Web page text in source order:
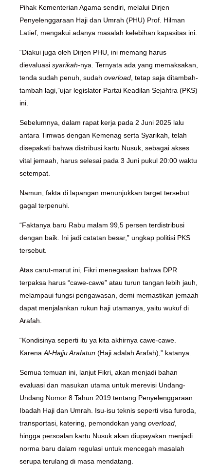
Pihak Kementerian Agama sendiri, melalui Dirjen
Penyelenggaraan Haji dan Umrah (PHU) Prof. Hilman
Latief, mengakui adanya masalah kelebihan kapasitas ini.
“Diakui juga oleh Dirjen PHU, ini memang harus
dievaluasi syarikah-nya. Ternyata ada yang memaksakan,
tenda sudah penuh, sudah overload , tetap saja ditambah-
tambah lagi,”ujar legislator Partai Keadilan Sejahtra (PKS)
ini.
Sebelumnya, dalam rapat kerja pada 2 Juni 2025 lalu
antara Timwas dengan Kemenag serta Syarikah, telah
disepakati bahwa distribusi kartu Nusuk, sebagai akses
vital jemaah, harus selesai pada 3 Juni pukul 20:00 waktu
setempat.
Namun, fakta di lapangan menunjukkan target tersebut
gagal terpenuhi.
“Faktanya baru Rabu malam 99,5 persen terdistribusi
dengan baik. Ini jadi catatan besar,” ungkap politisi PKS
tersebut.
Atas carut-marut ini, Fikri menegaskan bahwa DPR
terpaksa harus “cawe-cawe” atau turun tangan lebih jauh,
melampaui fungsi pengawasan, demi memastikan jemaah
dapat menjalankan rukun haji utamanya, yaitu wukuf di
Arafah.
“Kondisinya seperti itu ya kita akhirnya cawe-cawe.
Karena Al-Hajju Arafatun (Haji adalah Arafah),” katanya.
Semua temuan ini, lanjut Fikri, akan menjadi bahan
evaluasi dan masukan utama untuk merevisi Undang-
Undang Nomor 8 Tahun 2019 tentang Penyelenggaraan
Ibadah Haji dan Umrah. Isu-isu teknis seperti visa furoda,
transportasi, katering, pemondokan yang overload
hingga persoalan kartu Nusuk akan diupayakan menjadi
norma baru dalam regulasi untuk mencegah masalah
serupa terulang di masa mendatang.